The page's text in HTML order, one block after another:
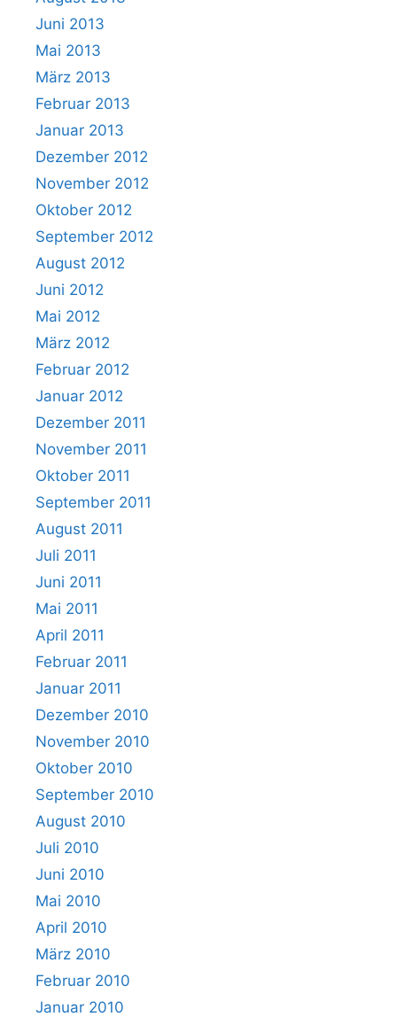
Juni 2013
Mai 2013
März 2013
Februar 2013
Januar 2013
Dezember 2012
November 2012
Oktober 2012
September 2012
August 2012
Juni 2012
Mai 2012
März 2012
Februar 2012
Januar 2012
Dezember 2011
November 2011
Oktober 2011
September 2011
August 2011
Juli 2011
Juni 2011
Mai 2011
April 2011
Februar 2011
Januar 2011
Dezember 2010
November 2010
Oktober 2010
September 2010
August 2010
Juli 2010
Juni 2010
Mai 2010
April 2010
März 2010
Februar 2010
Januar 2010